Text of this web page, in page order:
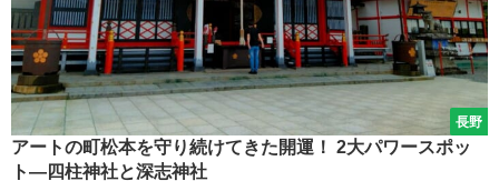
長野
アートの町松本を守り続けてきた開運！ 2大パワースポッ
ト―四柱神社と深志神社